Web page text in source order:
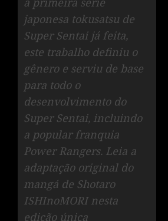
japonesa tokusatsu de
Super Sentai já feita,
este trabalho definiu o
gênero e serviu de base
para todo o
desenvolvimento do
Super Sentai, incluindo
a popular franquia
Power Rangers. Leia a
adaptação original do
mangá de Shotaro
ISHInoMORI nesta
edição única